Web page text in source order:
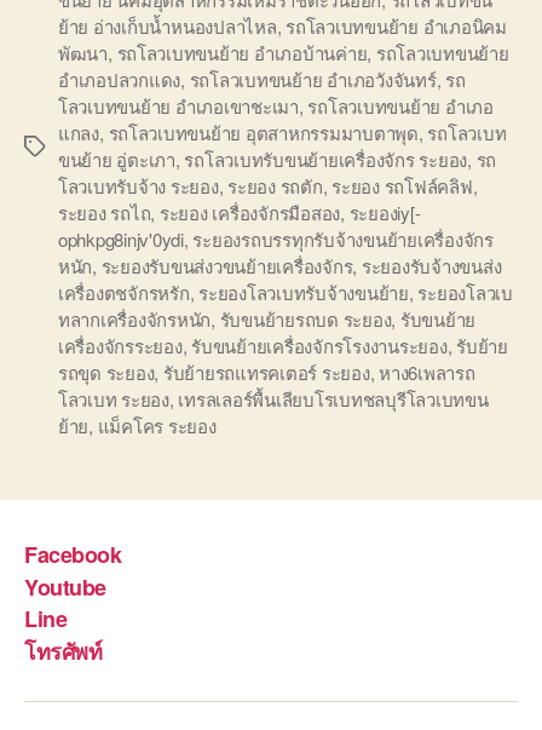
Tags
ย้าย อ่างเก็บน้ำหนองปลาไหล, รถโลวเบทขนย้าย อำเภอนิคม
พัฒนา, รถโลวเบทขนย้าย อำเภอบ้านค่าย, รถโลวเบทขนย้าย
อำเภอปลวกแดง, รถโลวเบทขนย้าย อำเภอวังจันทร์, รถ
โลวเบทขนย้าย อำเภอเขาชะเมา, รถโลวเบทขนย้าย อำเภอ
แกลง, รถโลวเบทขนย้าย อุตสาหกรรมมาบตาพุด, รถโลวเบท
ขนย้าย อู่ตะเภา, รถโลวเบทรับขนย้ายเครื่องจักร ระยอง, รถ
โลวเบทรับจ้าง ระยอง, ระยอง รถตัก, ระยอง รถโฟล์คลิฟ,
ระยอง รถไถ, ระยอง เครื่องจักรมือสอง, ระยองiy[-
ophkpg8injv'0ydi, ระยองรถบรรทุกรับจ้างขนย้ายเครื่องจักร
หนัก, ระยองรับขนส่งวขนย้ายเครื่องจักร, ระยองรับจ้างขนส่ง
เครื่องตชจักรหรัก, ระยองโลวเบทรับจ้างขนย้าย, ระยองโลวเบ
ทลากเครื่องจักรหนัก, รับขนย้ายรถบด ระยอง, รับขนย้าย
เครื่องจักรระยอง, รับขนย้ายเครื่องจักรโรงงานระยอง, รับย้าย
รถขุด ระยอง, รับย้ายรถแทรคเตอร์ ระยอง,หาง6เพลารถ
โลวเบท ระยอง, เทรลเลอร์พื้นเลียบโรเบทชลบุรีโลวเบทขน
ย้าย, แม็คโคร ระยอง
Facebook
Youtube
Line
โทรศัพท์